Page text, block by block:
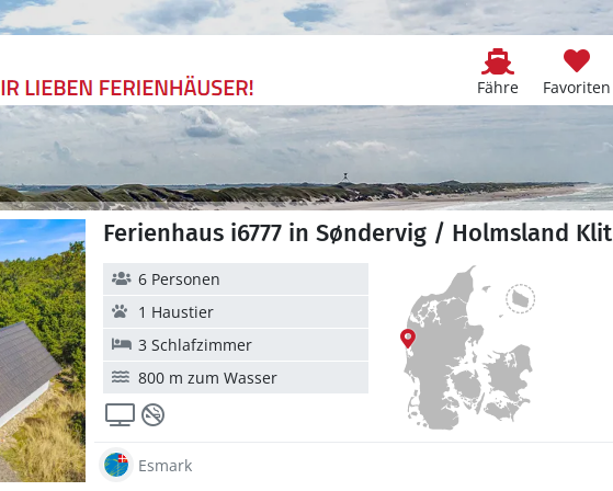
Fähre Favoriten
Ferienhaus i6777 in Søndervig / Holmsland Klit
6 Personen
1 Haustier
3 Schlafzimmer
800 m zum Wasser
Esmark